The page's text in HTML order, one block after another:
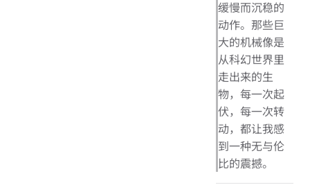
缓慢而沉稳的
动作。那些巨
大的机械像是
从科幻世界里
走出来的生
物，每一次起
伏，每一次转
动，都让我感
到一种无与伦
比的震撼。